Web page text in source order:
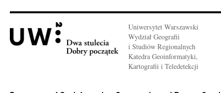
Uniwersytet Warszawski
Wydział Geografii
i Studiów Regionalnych
Katedra Geoinformatyki,
Kartografii i Teledetekcji